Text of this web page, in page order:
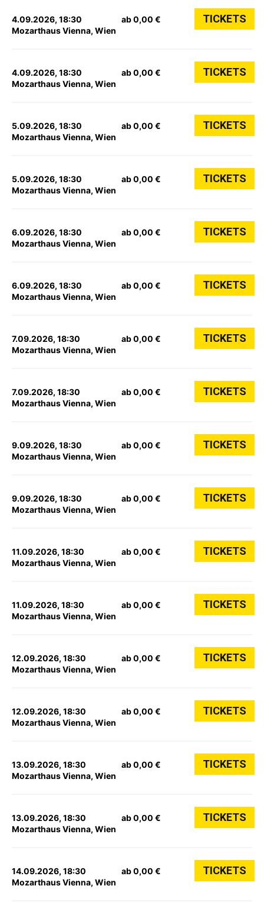
4.09.2026, 18:30
Mozarthaus Vienna, Wien
ab 0,00 € TICKETS
4.09.2026, 18:30
Mozarthaus Vienna, Wien
ab 0,00 € TICKETS
5.09.2026, 18:30
Mozarthaus Vienna, Wien
ab 0,00 € TICKETS
5.09.2026, 18:30
Mozarthaus Vienna, Wien
ab 0,00 € TICKETS
6.09.2026, 18:30
Mozarthaus Vienna, Wien
ab 0,00 € TICKETS
6.09.2026, 18:30
Mozarthaus Vienna, Wien
ab 0,00 € TICKETS
7.09.2026, 18:30
Mozarthaus Vienna, Wien
ab 0,00 € TICKETS
7.09.2026, 18:30
Mozarthaus Vienna, Wien
ab 0,00 € TICKETS
9.09.2026, 18:30
Mozarthaus Vienna, Wien
ab 0,00 € TICKETS
9.09.2026, 18:30
Mozarthaus Vienna, Wien
ab 0,00 € TICKETS
11.09.2026, 18:30
Mozarthaus Vienna, Wien
ab 0,00 € TICKETS
11.09.2026, 18:30
Mozarthaus Vienna, Wien
ab 0,00 € TICKETS
12.09.2026, 18:30
Mozarthaus Vienna, Wien
ab 0,00 € TICKETS
12.09.2026, 18:30
Mozarthaus Vienna, Wien
ab 0,00 € TICKETS
13.09.2026, 18:30
Mozarthaus Vienna, Wien
ab 0,00 € TICKETS
13.09.2026, 18:30
Mozarthaus Vienna, Wien
ab 0,00 € TICKETS
14.09.2026, 18:30
Mozarthaus Vienna, Wien
ab 0,00 € TICKETS